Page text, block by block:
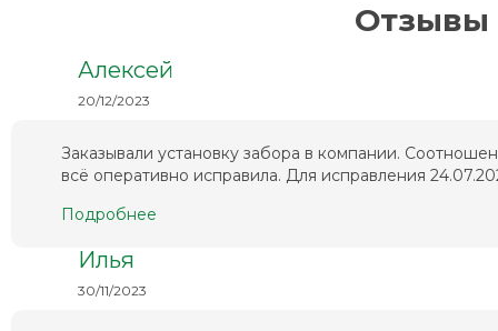
Отзывы
Алексей
20/12/2023
Заказывали установку забора в компании.
всё оперативно исправила. Для исправления
Подробнее
Илья
30/11/2023